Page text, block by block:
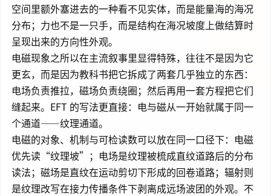
空间里额外塞进去的一种看不见实体，而是能量海的海况
分布；力也不是一只手，而是结构在海况坡度上做结算时
呈现出来的方向性外观。
电磁现象之所以在主流叙事里显得特殊，往往不是因为它
更玄，而是因为教科书把它拆成了两套几乎独立的东西：
电场负责推拉，磁场负责绕圈；然后再用一套方程把它们
缝起来。EFT 的写法更直接：电与磁从一开始就属于同一
个通道——纹理通道。
电磁的对象、机制与可检读数可以放在同一口径下：电磁
优先读“纹理坡”；电场是纹理被梳成直纹道路后的分布
读法；磁场是直纹在运动剪切下形成的回卷道路；辐射则
是纹理改写在接力传播条件下剥离成远场波团的外观。不